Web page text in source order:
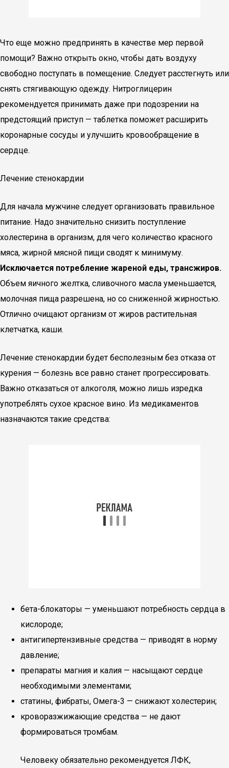
Что еще можно предпринять в качестве мер первой
помощи? Важно открыть окно, чтобы дать воздуху
свободно поступать в помещение. Следует расстегнуть или
снять стягивающую одежду. Нитроглицерин
рекомендуется принимать даже при подозрении на
предстоящий приступ — таблетка поможет расширить
коронарные сосуды и улучшить кровообращение в
сердце.
Лечение стенокардии
Для начала мужчине следует организовать правильное
питание. Надо значительно снизить поступление
холестерина в организм, для чего количество красного
мяса, жирной мясной пищи сводят к минимуму.
Исключается потребление жареной еды, трансжиров.
Объем яичного желтка, сливочного масла уменьшается,
молочная пища разрешена, но со сниженной жирностью.
Отлично очищают организм от жиров растительная
клетчатка, каши.
Лечение стенокардии будет бесполезным без отказа от
курения — болезнь все равно станет прогрессировать.
Важно отказаться от алкоголя, можно лишь изредка
употреблять сухое красное вино. Из медикаментов
назначаются такие средства:
бета-блокаторы — уменьшают потребность сердца в
кислороде;
антигипертензивные средства — приводят в норму
давление;
препараты магния и калия — насыщают сердце
необходимыми элементами;
статины, фибраты, Омега-3 — снижают холестерин;
кроворазжижающие средства — не дают
формироваться тромбам.
Человеку обязательно рекомендуется ЛФК,